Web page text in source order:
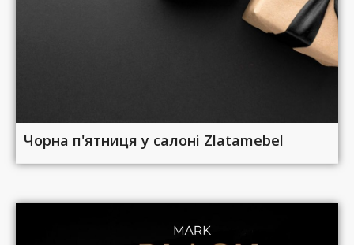
Чорна п'ятниця у салоні Zlatamebel